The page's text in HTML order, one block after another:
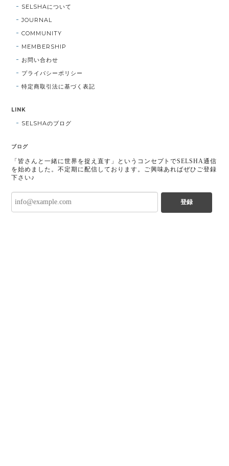
SELSHAについて
JOURNAL
COMMUNITY
MEMBERSHIP
お問い合わせ
プライバシーポリシー
特定商取引法に基づく表記
LINK
SELSHAのブログ
ブログ
「皆さんと一緒に世界を捉え直す」というコンセプトでSELSHA通信
を始めました。不定期に配信しております。ご興味あればぜひご登録
下さい♪
登録